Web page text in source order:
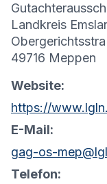
Landkreis
49716 Meppen
Website:
E-Mail:
gag-os-
Telefon: